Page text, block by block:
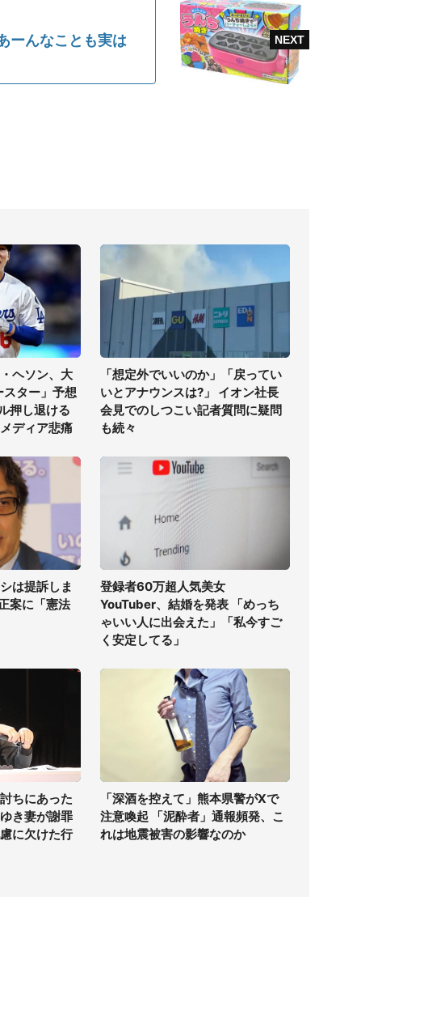
ーんなことも実は
ヘソン、大
スター」予想
押し退ける
ディア悲痛
「想定外でいいのか」「戻ってい
いとアナウンスは?」 イオン社長
会見でのしつこい記者質問に疑問
も続々
は提訴しま
案に「憲法
登録者60万超人気美女
YouTuber、結婚を発表 「めっち
ゃいい人に出会えた」「私今すご
く安定してる」
ちにあった
き妻が謝罪
に欠けた行
「深酒を控えて」熊本県警がXで
注意喚起 「泥酔者」通報頻発、こ
れは地震被害の影響なのか